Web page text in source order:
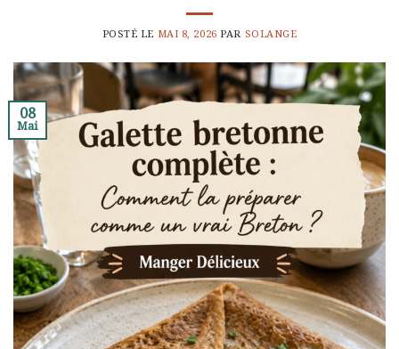
POSTÉ LE MAI 8, 2026 PAR SOLANGE
08
Mai